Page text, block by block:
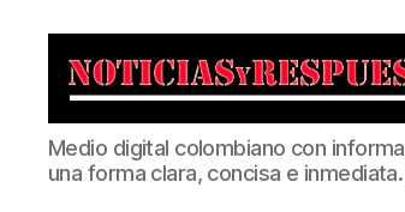
Noticias
y
Respuestas
Medio digital colombiano con
una forma clara, concisa e